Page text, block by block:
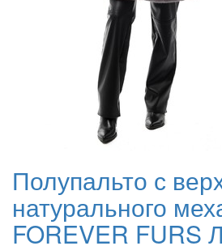
Полупальто с
натурального
FOREVER FURS